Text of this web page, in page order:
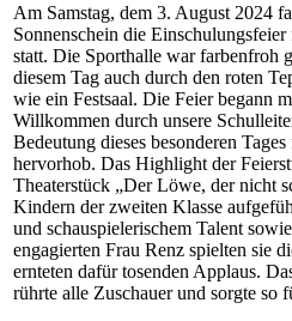
Am Samstag, dem 3. August 2024
Sonnenschein die
statt. Die Sporthalle war farbenfroh
diesem Tag auch durch den roten
wie ein Festsaal. Die Feier begann
Willkommen durch unsere
Bedeutung dieses besonderen
hervorhob. Das Highlight der
Theaterstück „Der Löwe, der nicht
Kindern der zweiten Klasse
und schauspielerischem Talent
engagierten Frau Renz spielten sie
ernteten dafür tosenden Applaus.
rührte alle Zuschauer und sorgte so